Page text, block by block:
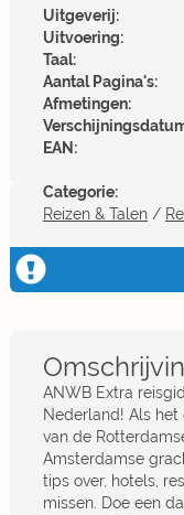
Uitgeverij:
Uitvoering:
Taal:
Aantal Pagina's:
Afmetingen:
EAN:
Categorie:
Reizen & Talen /
ANWB Extra
Nederland! Als het
van de
Amsterdamse
tips over, hotels,
missen. Doe een